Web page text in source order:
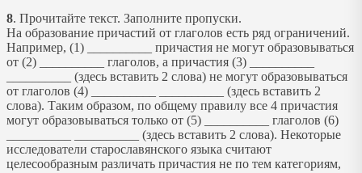
8. Прочитайте текст. Заполните пропуски.
На образование причастий от глаголов есть ряд ограничений.
Например, (1) __________ причастия не могут образовываться
от (2) __________ глаголов, а причастия (3) __________
__________ (здесь вставить 2 слова) не могут образовываться
от глаголов (4) __________ __________ (здесь вставить 2
слова). Таким образом, по общему правилу все 4 причастия
могут образовываться только от (5) __________ глаголов (6)
__________ __________ (здесь вставить 2 слова). Некоторые
исследователи старославянского языка считают
целесообразным различать причастия не по тем категориям,